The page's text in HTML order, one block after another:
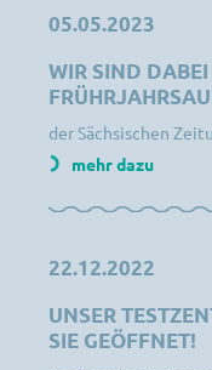
05.05.2023
WIR SIND DABEI
der Sächsischen
mehr dazu
22.12.2022
UNSER
SIE GEÖFFNET!